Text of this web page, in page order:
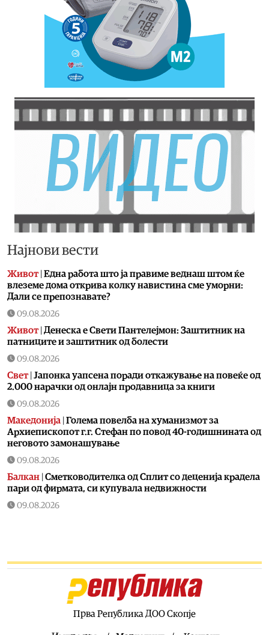
Најнови вести
Живот| Една работа што ја правиме веднаш штом ќе
влеземе дома открива колку навистина сме уморни:
Дали се препознавате?
09.08.2026
Живот| Денеска е Свети Пантелејмон: Заштитник на
патниците и заштитник од болести
09.08.2026
Свет| Јапонка уапсена поради откажување на повеќе од
2.000 нарачки од онлајн продавница за книги
09.08.2026
Македонија Голема повелба на хуманизмот за
Архиепископот г.г. Стефан по повод 40-годишнината од
неговото замонашување
09.08.2026
Балкан Сметководителка од Сплит со деценија крадела
пари од фирмата, си купувала недвижности
09.08.2026
Свет|Данска воведува усна одбрана на писмените
задачи поради злоупотреба на вештачката
интелигенција
Прва Република ДОО Скопје